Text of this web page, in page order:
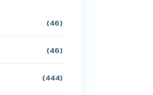
(46)
(46)
(444)